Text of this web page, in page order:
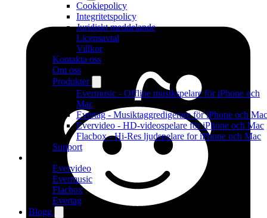
Cookiepolicy
Integritetspolicy
Juridiskt meddelande
Licensavtal
Villkor
Kontakta oss
Om oss
Produkter
Evermusic - Offline musikspelare för iPhone och
Mac
Evertag - Musiktaggredigerare för iPhone och Mac
Evervideo - HD-videospelare för iPhone och Mac
Flacbox - Hi-Res ljudspelare for iPhone och Mac
Support
Evervideo
Evermusic
Flacbox
Evertag
Blogg